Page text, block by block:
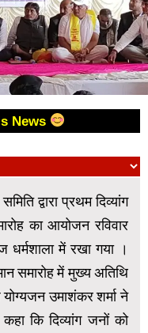
News
द्वारा प्रथम दिव्यांग
का आयोजन रविवार
धर्मशाला में रखा गया ।
समारोह में मुख्य अतिथि
उमाशंकर शर्मा ने
कि दिव्यांग जनों को